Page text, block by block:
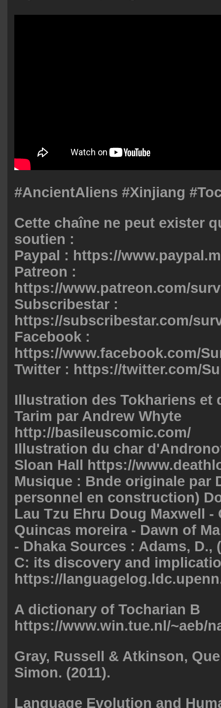
#AncientAliens #Xinjiang
Cette chaîne ne peut exister
soutien :
Paypal : https://
Patreon :
https://www.patreon.com/
Subscribestar :
https://subscribestar.com/
Facebook :
https://www.facebook.com/
Twitter : https://twitter.com/
Illustration des Tokhariens et
Tarim par Andrew Whyte
http://basileuscomic.com/
Illustration du char
Sloan Hall https://
Musique : Bnde originale par
personnel en construction)
Lau Tzu Ehru Doug Maxwell -
Quincas moreira - Dawn of
- Dhaka Sources : Adams, D.,
C: its discovery and
https://
A dictionary of Tocharian B
https://www.win.tue.nl/~aeb/
Gray, Russell & Atkinson,
Simon. (2011).
Language Evolution and